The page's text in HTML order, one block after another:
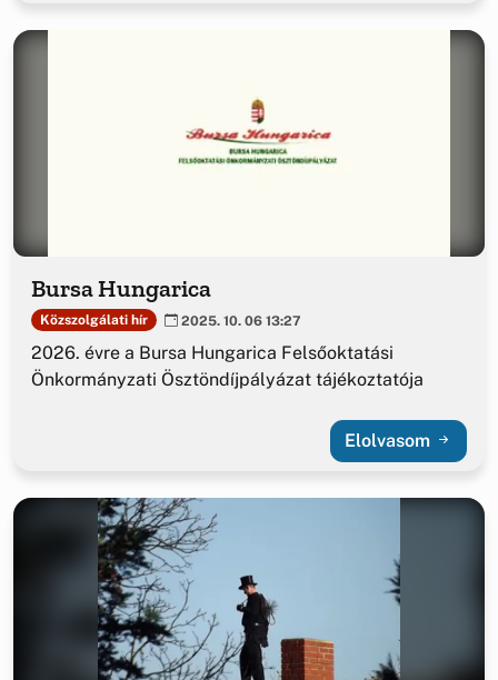
Bursa Hungarica
Közszolgálati hír 2025. 10. 06 13:27
2026. évre a Bursa Hungarica Felsőoktatási
Önkormányzati Ösztöndíjpályázat tájékoztatója
Elolvasom